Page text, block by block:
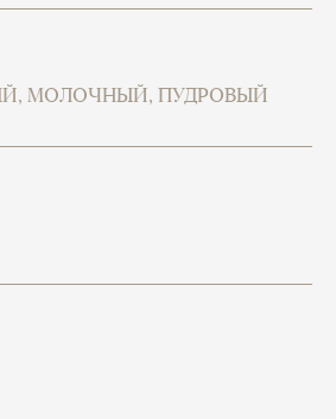
МОЛОЧНЫЙ, ПУДРОВЫЙ